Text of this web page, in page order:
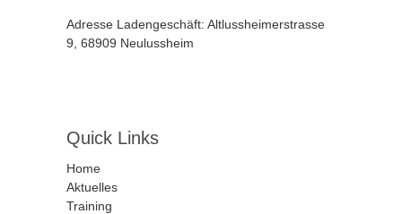
Adresse Ladengeschäft: Altlussheimerstrasse
9, 68909 Neulussheim
Quick Links
Home
Aktuelles
Training